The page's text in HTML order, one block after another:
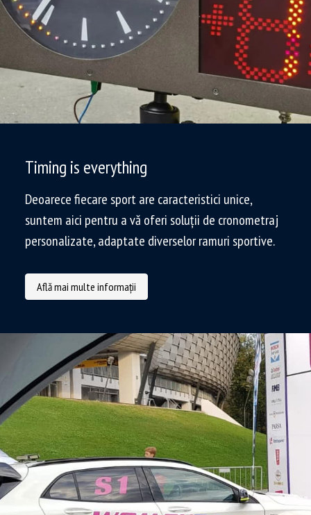
Timing is everything
Deoarece fiecare sport are caracteristici unice,
suntem aici pentru a vă oferi soluții de cronometraj
personalizate, adaptate diverselor ramuri sportive.
Află mai multe informații